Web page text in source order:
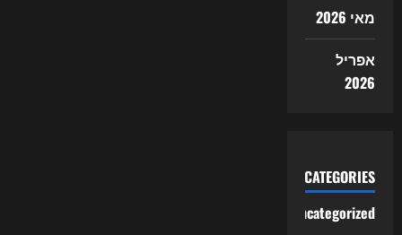
מאי 2026
אפריל
2026
CATEGORIES
Uncategorized